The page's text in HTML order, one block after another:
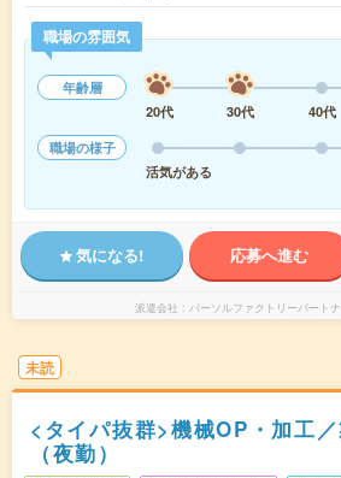
職場の雰囲気
年齢層
20代
30代 40代
職場の様子
活気がある
気になる! 応募へ進む
派遣会社 パーソルファクトリーパート
未読
<タイパ抜群>機械OP・加工
（夜勤）